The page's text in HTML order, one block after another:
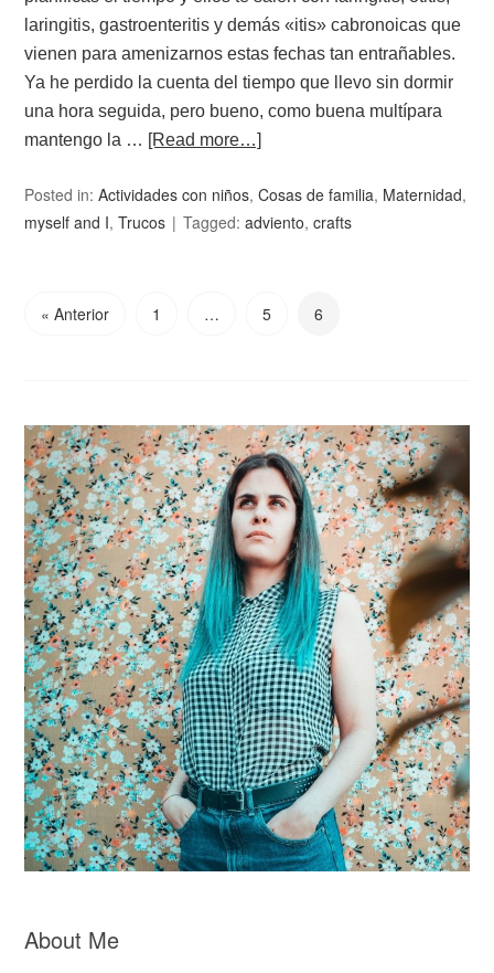
laringitis, gastroenteritis y demás «itis» cabronoicas que
vienen para amenizarnos estas fechas tan entrañables.
Ya he perdido la cuenta del tiempo que llevo sin dormir
una hora seguida, pero bueno, como buena multípara
mantengo la … [Read more…]
Posted in:Actividades con niños,Cosas de familia, Maternidad,
myself and I,Trucos Tagged:adviento,crafts
« Anterior 1 … 5 6
About Me